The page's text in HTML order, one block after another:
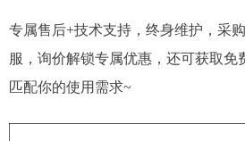
专属售后+技术支持，终身维护，采
服，询价解锁专属优惠，还可获取免
匹配你的使用需求~